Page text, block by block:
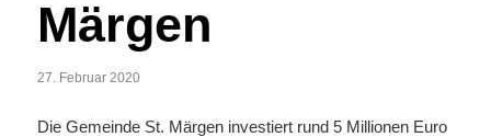
Märgen
27. Februar 2020
Die Gemeinde St. Märgen investiert rund 5 Millionen Euro